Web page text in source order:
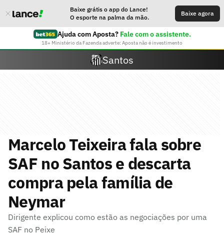
Baixe grátis o app do Lance!
O esporte na palma da mão.
Baixe agora
Ajuda com Aposta? Fale com o assistente.
18+ Ministério da Fazenda adverte: Aposta não é investimento
Santos
Marcelo Teixeira fala sobre
SAF no Santos e descarta
compra pela família de
Neymar
Dirigente explicou como estão as negociações por uma
SAF no Peixe